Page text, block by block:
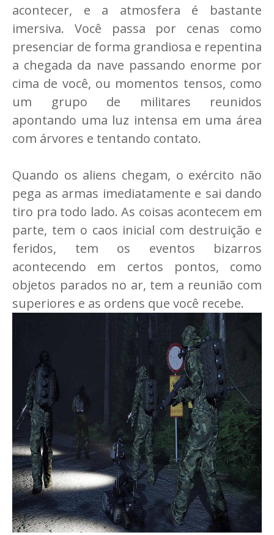
acontecer, e a atmosfera é bastante
imersiva. Você passa por cenas como
presenciar de forma grandiosa e repentina
a chegada da nave passando enorme por
cima de você, ou momentos tensos, como
um grupo de militares reunidos
apontando uma luz intensa em uma área
com árvores e tentando contato.
Quando os aliens chegam, o exército não
pega as armas imediatamente e sai dando
tiro pra todo lado. As coisas acontecem em
parte, tem o caos inicial com destruição e
feridos, tem os eventos bizarros
acontecendo em certos pontos, como
objetos parados no ar, tem a reunião com
superiores e as ordens que você recebe.